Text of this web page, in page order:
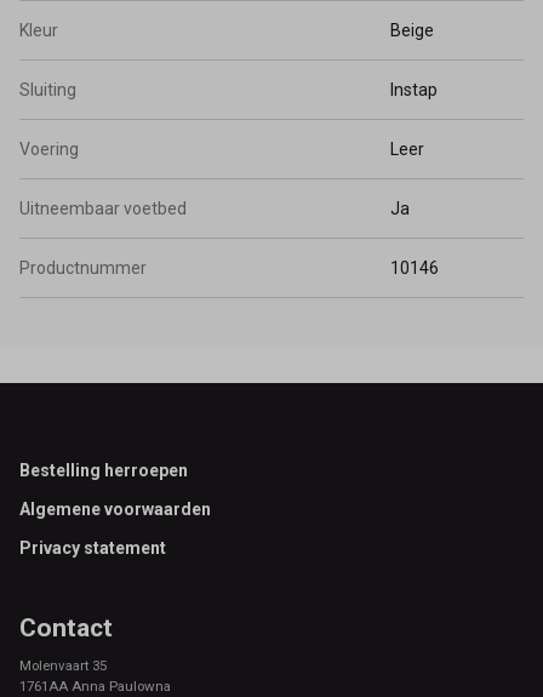
Kleur Beige
Sluiting Instap
Voering Leer
Uitneembaar voetbed Ja
Productnummer 10146
Footer
Bestelling herroepen
Algemene voorwaarden
Privacy statement
Contact
Molenvaart 35
1761AA Anna Paulowna